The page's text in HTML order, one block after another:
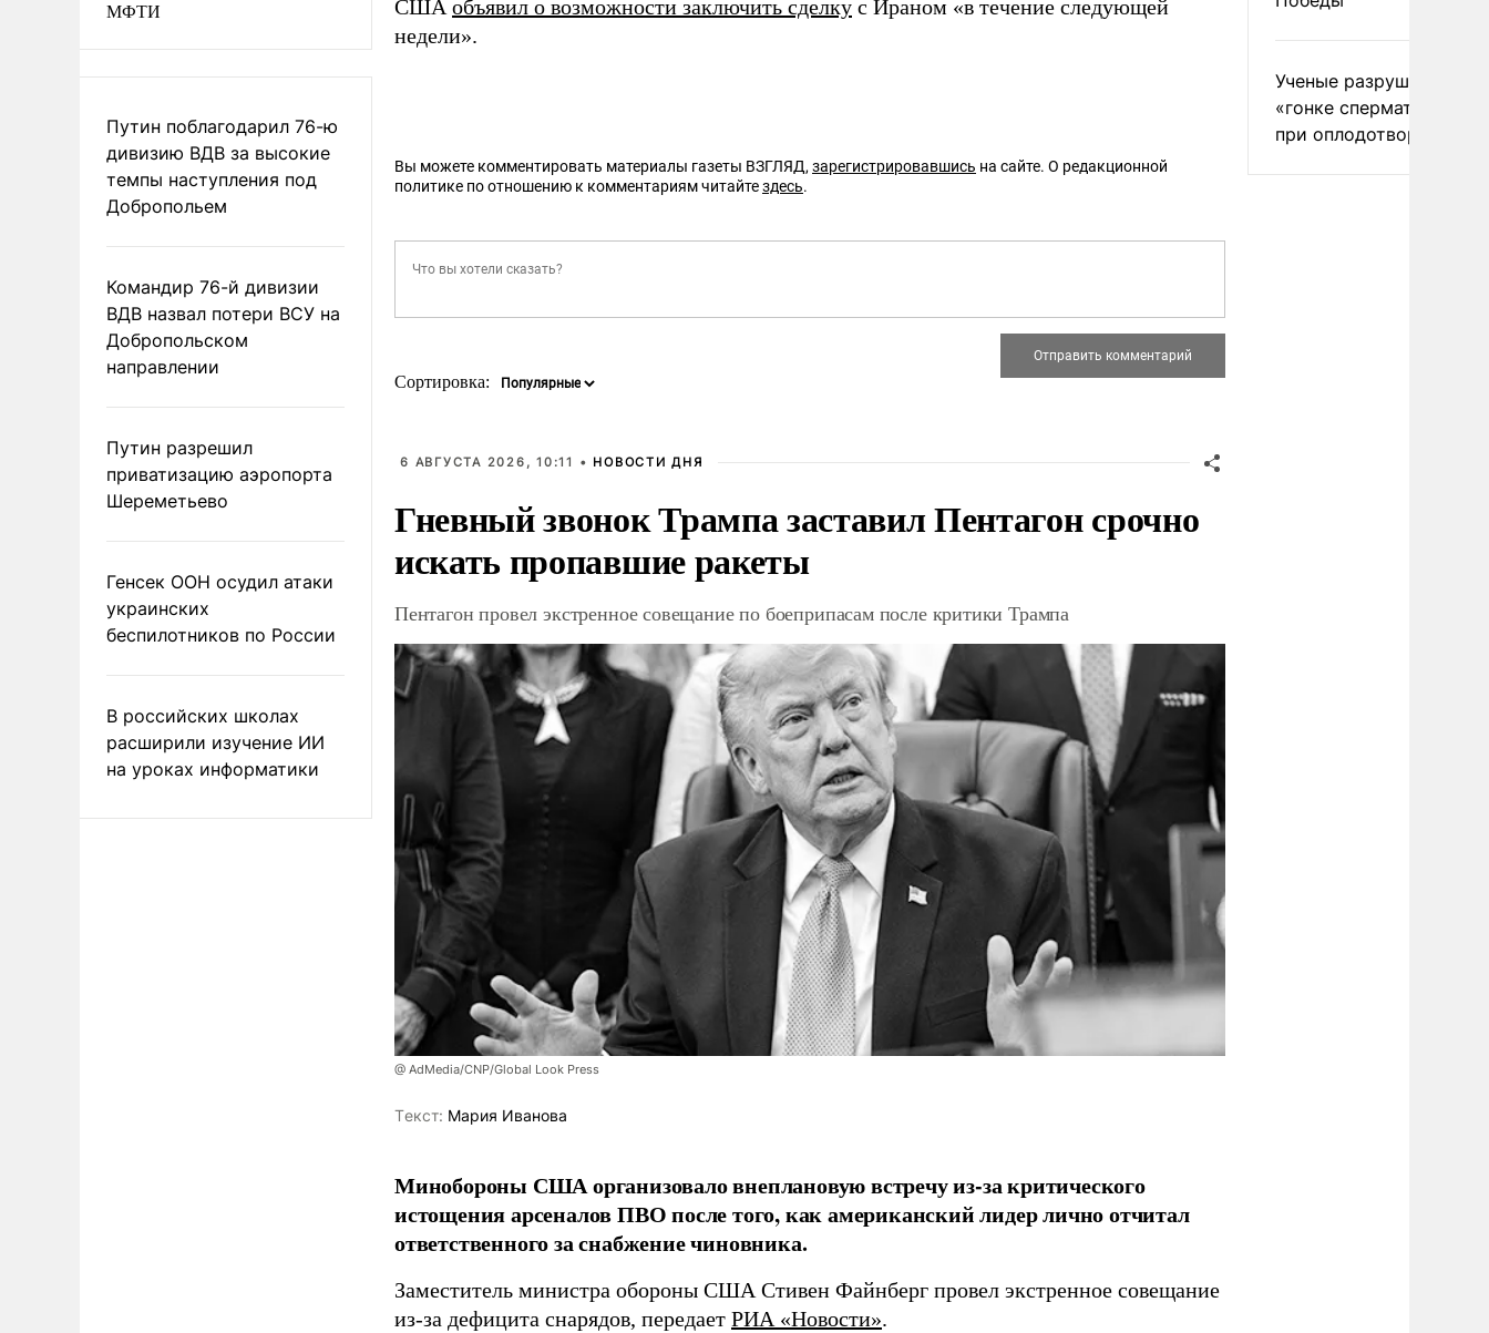
МФТИ
Путин поблагодарил 76-ю
дивизию ВДВ за высокие
темпы наступления под
Добропольем
Командир 76-й дивизии
ВДВ назвал потери ВСУ на
Добропольском
направлении
Путин разрешил
приватизацию аэропорта
Шереметьево
Генсек ООН осудил атаки
украинских
беспилотников по России
В российских школах
расширили изучение ИИ
на уроках информатики
США объявил о возможности заключить сделку с Ираном «в течение следующей
недели».
Вы можете комментировать материалы газеты ВЗГЛЯД, зарегистрировавшись на сайте. О редакционной
политике по отношению к комментариям читайтездесь.
Сортировка:
6 АВГУСТА 2026, 10:11 • НОВОСТИ ДНЯ
Гневный звонок Трампа заставил Пентагон срочно
искать пропавшие ракеты
Пентагон провел экстренное совещание по боеприпасам после критики Трампа
@ AdMedia/CNP/Global Look Press
Tекст: Мария Иванова
Минобороны США организовало внеплановую встречу из-за критического
истощения арсеналов ПВО после того, как американский лидер лично отчитал
ответственного за снабжение чиновника.
Заместитель министра обороны США Стивен Файнберг провел экстренное совещание
из-за дефицита снарядов, передает РИА «Новости».
Ученые разрушили миф
«гонке
при оплодотворении